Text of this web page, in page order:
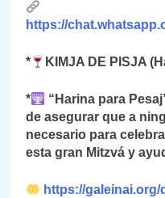
https://
* KIMJA DE PISJA
*
“Harina para
de asegurar que a
necesario para
esta gran Mitzvá y
https://